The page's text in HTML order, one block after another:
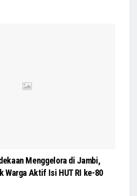
Menggelora di Jambi,
Warga Aktif Isi HUT RI ke-80